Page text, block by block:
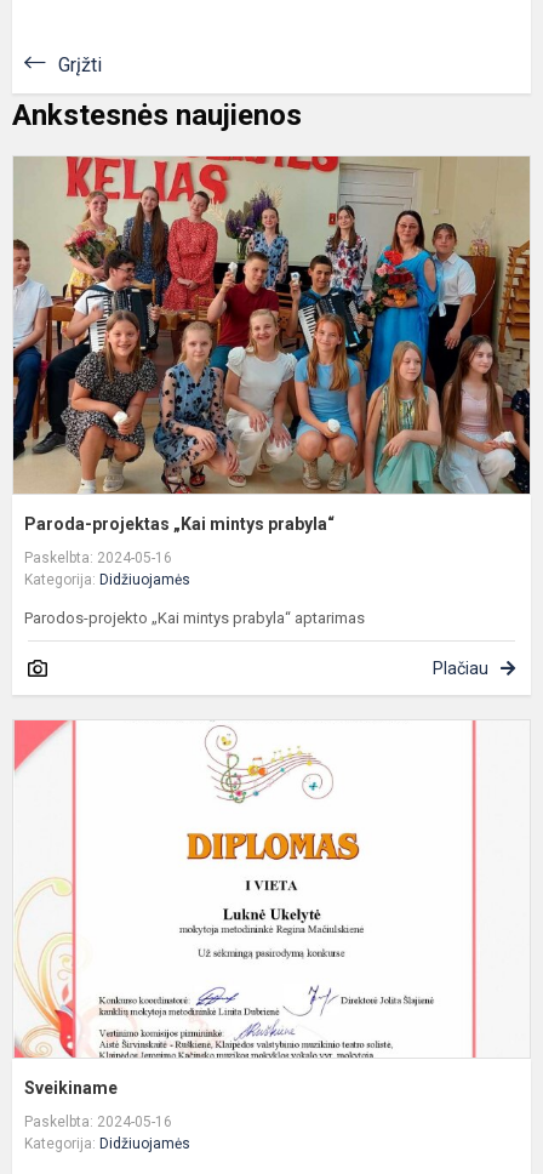
Grįžti
Ankstesnės naujienos
Paroda-projektas „Kai mintys prabyla“
Paskelbta: 2024-05-16
Kategorija: Didžiuojamės
Parodos-projekto „Kai mintys prabyla“ aptarimas
Plačiau
Sveikiname
Paskelbta: 2024-05-16
Kategorija: Didžiuojamės